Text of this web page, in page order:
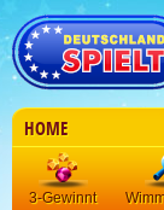
HOME
3-Gewinnt